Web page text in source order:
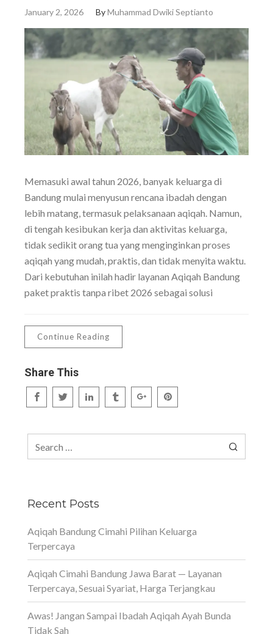
January 2, 2026 ByMuhammad Dwiki Septianto
Memasuki awal tahun 2026, banyak keluarga di
Bandung mulai menyusun rencana ibadah dengan
lebih matang, termasuk pelaksanaan aqiqah. Namun,
di tengah kesibukan kerja dan aktivitas keluarga,
tidak sedikit orang tua yang menginginkan proses
aqiqah yang mudah, praktis, dan tidak menyita waktu.
Dari kebutuhan inilah hadir layanan Aqiqah Bandung
paket praktis tanpa ribet 2026 sebagai solusi
Continue Reading
Share This
Recent Posts
Aqiqah Bandung Cimahi Pilihan Keluarga
Terpercaya
Aqiqah Cimahi Bandung Jawa Barat — Layanan
Terpercaya, Sesuai Syariat, Harga Terjangkau
Awas! Jangan Sampai Ibadah Aqiqah Ayah Bunda
Tidak Sah